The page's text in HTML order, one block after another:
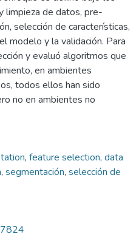
limpieza de datos, pre-
selección de características,
modelo y la validación. Para
y evaluó algoritmos que
en ambientes
todos ellos han sido
no en ambientes no
, feature selection, data
, segmentación, selección de